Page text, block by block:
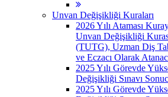
Unvan Değişikliği Kuraları
2026 Yılı Ataması
Unvan Değişikliği
(TUTG), Uzman Diş
ve Eczacı Olarak
2025 Yılı Görevde
Değişikliği Sınavı
2025 Yılı Görevde